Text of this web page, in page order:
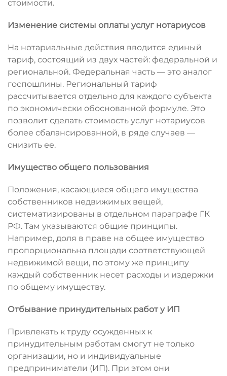
стоимости.
Изменение системы оплаты услуг нотариусов
На нотариальные действия вводится единый
тариф, состоящий из двух частей: федеральной и
региональной. Федеральная часть — это аналог
госпошлины. Региональный тариф
рассчитывается отдельно для каждого субъекта
по экономически обоснованной формуле. Это
позволит сделать стоимость услуг нотариусов
более сбалансированной, в ряде случаев —
снизить ее.
Имущество общего пользования
Положения, касающиеся общего имущества
собственников недвижимых вещей,
систематизированы в отдельном параграфе ГК
РФ. Там указываются общие принципы.
Например, доля в праве на общее имущество
пропорциональна площади соответствующей
недвижимой вещи, по этому же принципу
каждый собственник несет расходы и издержки
по общему имуществу.
Отбывание принудительных работ у ИП
Привлекать к труду осужденных к
принудительным работам смогут не только
организации, но и индивидуальные
предприниматели (ИП). При этом они